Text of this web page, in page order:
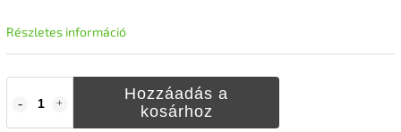
Hozzáadás a
kosárhoz
Részletes információ